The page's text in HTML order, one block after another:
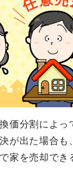
価分割によ
が出た場合も
家を売却でき